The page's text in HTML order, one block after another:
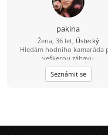
pakina
Žena, 36 let, Ústecký
Hledám hodniho kamaráda
veškerou zábavu
Seznámit se